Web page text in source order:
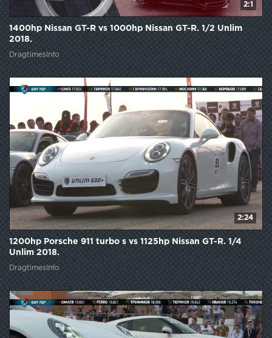
2:1
1400hp Nissan GT-R vs 1000hp Nissan GT-R. 1/2 Unlim
2018.
DragtimesInfo
2:24
1200hp Porsche 911 turbo s vs 1125hp Nissan GT-R. 1/4
Unlim 2018.
DragtimesInfo